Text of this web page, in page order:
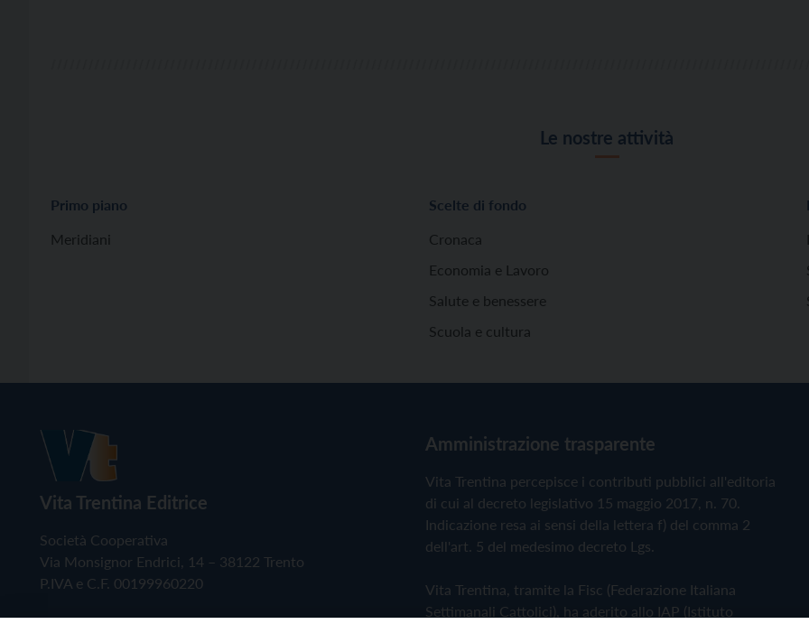
Le nostre attività
Primo piano
Meridiani
Scelte di fondo
Cronaca
Economia e Lavoro
Salute e benessere
Scuola e cultura
Vita Trentina Editrice
Società Cooperativa
Via Monsignor Endrici, 14 – 38122 Trento
P.IVA e C.F. 00199960220
Amministrazione trasparente
Vita Trentina percepisce i contributi pubblici all'editoria
di cui al decreto legislativo 15 maggio 2017, n. 70.
Indicazione resa ai sensi della lettera f) del comma 2
dell'art. 5 del medesimo decreto Lgs.
Vita Trentina, tramite la Fisc (Federazione Italiana
Settimanali Cattolici), ha aderito allo IAP (Istituto